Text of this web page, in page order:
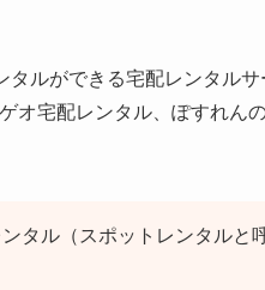
ルができる宅配レンタル
オ宅配レンタル、ぽすれん
タル（スポットレンタルと